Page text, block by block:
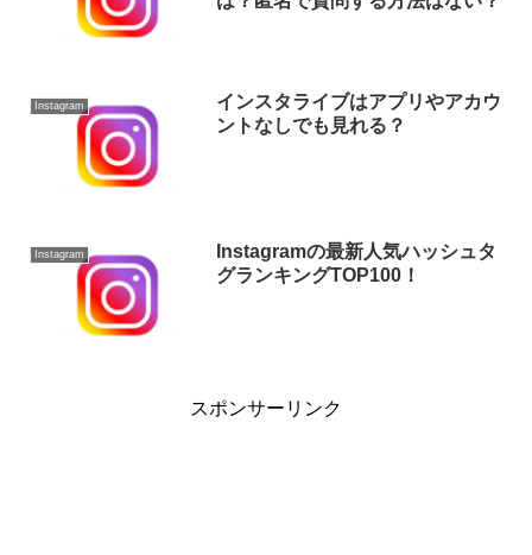
Instagram
インスタライブはアプリやアカウ
ントなしでも見れる？
Instagram
Instagramの最新人気ハッシュタ
グランキングTOP100！
スポンサーリンク